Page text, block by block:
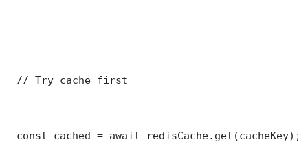
// Try cache first
const cached = await redisCache.get(cacheKey);